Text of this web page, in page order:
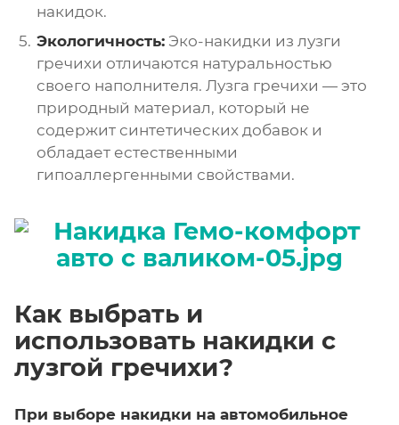
накидок.
Экологичность: Эко-накидки из лузги
гречихи отличаются натуральностью
своего наполнителя. Лузга гречихи — это
природный материал, который не
содержит синтетических добавок и
обладает естественными
гипоаллергенными свойствами.
Как выбрать и
использовать накидки с
лузгой гречихи?
При выборе накидки на автомобильное